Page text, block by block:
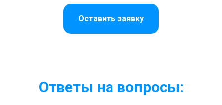
Оставить заявку
Ответы на вопросы: